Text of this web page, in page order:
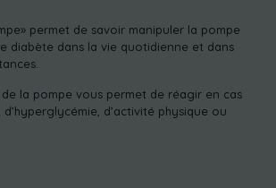
permet de savoir manipuler la pompe
diabète dans la vie quotidienne et dans
de la pompe vous permet de réagir en cas
d’hyperglycémie, d’activité physique ou